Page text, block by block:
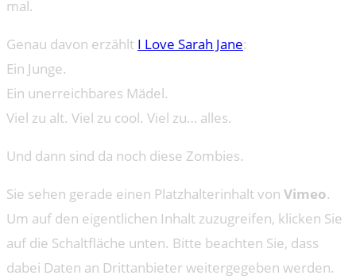
mal.
Genau davon erzählt I Love Sarah Jane:
Ein Junge.
Ein unerreichbares Mädel.
Viel zu alt. Viel zu cool. Viel zu… alles.
Und dann sind da noch diese Zombies.
Sie sehen gerade einen Platzhalterinhalt von Vimeo.
Um auf den eigentlichen Inhalt zuzugreifen, klicken Sie
auf die Schaltfläche unten. Bitte beachten Sie, dass
dabei Daten an Drittanbieter weitergegeben werden.